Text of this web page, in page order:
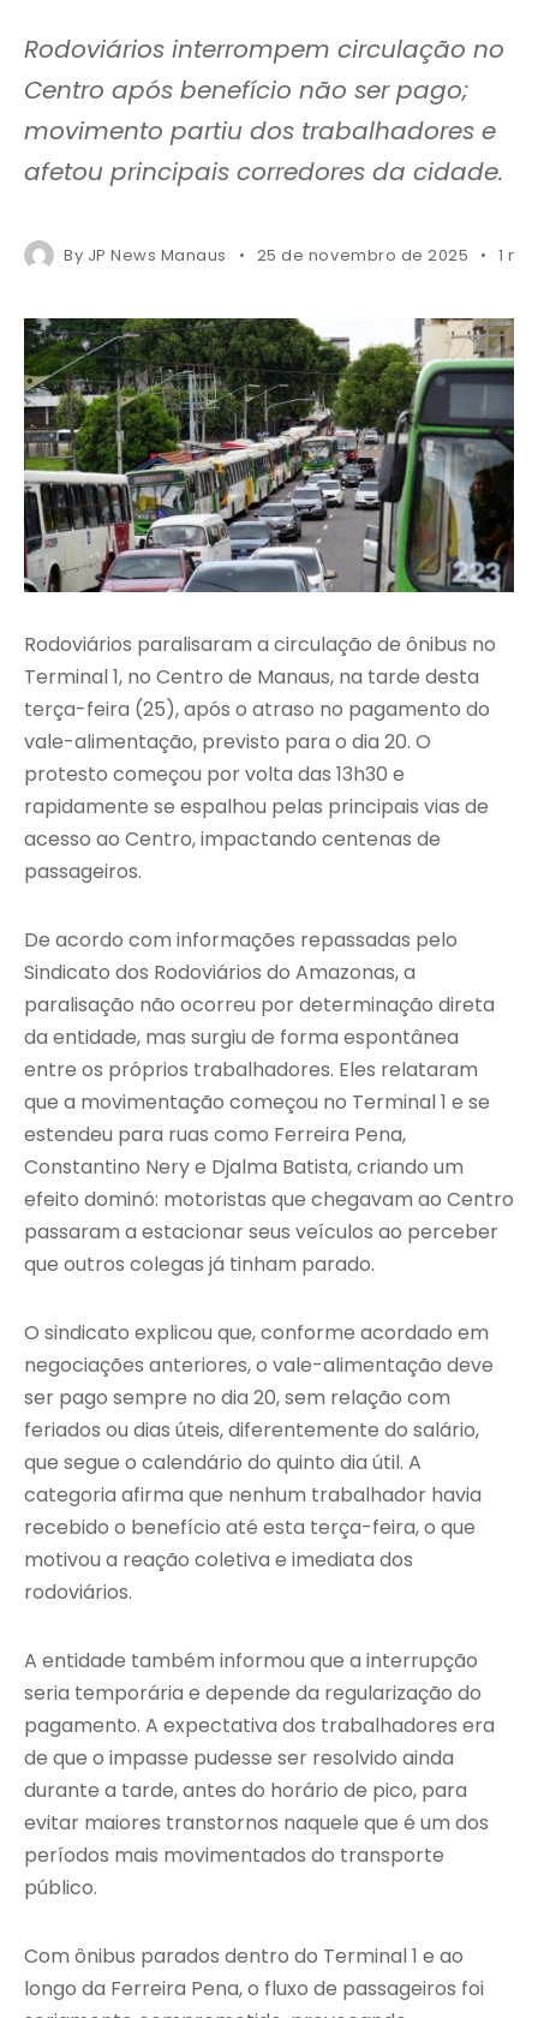
Rodoviários interrompem circulação no
Centro após benefício não ser pago;
movimento partiu dos trabalhadores e
afetou principais corredores da cidade.
By JP News Manaus 25 de novembro de 2025 1
Rodoviários paralisaram a circulação de ônibus no
Terminal 1, no Centro de Manaus, na tarde desta
terça-feira (25), após o atraso no pagamento do
vale-alimentação, previsto para o dia 20. O
protesto começou por volta das 13h30 e
rapidamente se espalhou pelas principais vias de
acesso ao Centro, impactando centenas de
passageiros.
De acordo com informações repassadas pelo
Sindicato dos Rodoviários do Amazonas, a
paralisação não ocorreu por determinação direta
da entidade, mas surgiu de forma espontânea
entre os próprios trabalhadores. Eles relataram
que a movimentação começou no Terminal 1 e se
estendeu para ruas como Ferreira Pena,
Constantino Nery e Djalma Batista, criando um
efeito dominó: motoristas que chegavam ao Centro
passaram a estacionar seus veículos ao perceber
que outros colegas já tinham parado.
O sindicato explicou que, conforme acordado em
negociações anteriores, o vale-alimentação deve
ser pago sempre no dia 20, sem relação com
feriados ou dias úteis, diferentemente do salário,
que segue o calendário do quinto dia útil. A
categoria afirma que nenhum trabalhador havia
recebido o benefício até esta terça-feira, o que
motivou a reação coletiva e imediata dos
rodoviários.
A entidade também informou que a interrupção
seria temporária e depende da regularização do
pagamento. A expectativa dos trabalhadores era
de que o impasse pudesse ser resolvido ainda
durante a tarde, antes do horário de pico, para
evitar maiores transtornos naquele que é um dos
períodos mais movimentados do transporte
público.
Com ônibus parados dentro do Terminal 1 e ao
longo da Ferreira Pena, o fluxo de passageiros foi